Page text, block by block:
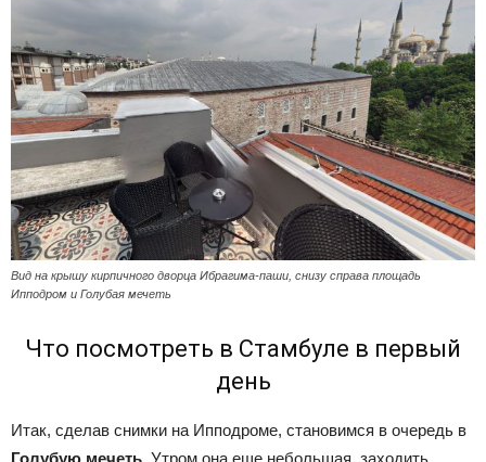
Вид на крышу кирпичного дворца Ибрагима-паши, снизу справа площадь
Ипподром и Голубая мечеть
Что посмотреть в Стамбуле в первый
день
Итак, сделав снимки на Ипподроме, становимся в очередь в
Голубую мечеть. Утром она еще небольшая, заходить